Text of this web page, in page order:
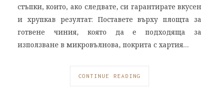
стъпки, които, ако следвате, си гарантирате вкусен
и хрупкав резултат: Поставете върху площта за
готвене чиния, която да е подходяща за
използване в микровълнова, покрита с хартия…
CONTINUE READING